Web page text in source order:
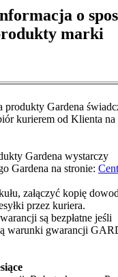
o
marki
produkty Gardena
kurierem od Klienta na
Gardena wystarczy
Gardena na stronie:
załączyć kopię
przez kuriera.
są bezpłatne jeśli
warunki gwarancji